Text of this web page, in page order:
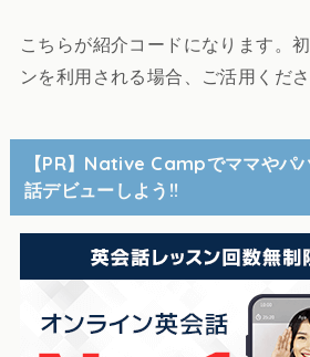
こちらが紹介コードになります。
ンを利用される場合、ご活用くださ
【PR】Native Campでママやパ
話デビューしよう!!